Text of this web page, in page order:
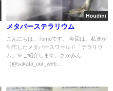
Houdini
メタバーステラリウム
こんにちは、Tomoです。 今回は、私達が
制作したメタバースワールド「テラリウ
ム」をご紹介します。さかみん
（@sakata_our_web...